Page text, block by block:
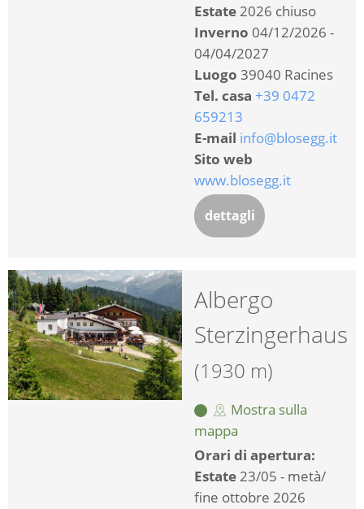
Estate 2026 chiuso
Inverno 04/12/2026 -
04/04/2027
Luogo 39040 Racines
Tel. casa +39 0472
659213
E-mail info@blosegg.it
Sito web
www.blosegg.it
dettagli
Albergo
Sterzingerhaus
(1930 m)
Mostra sulla
mappa
Orari di apertura:
Estate 23/05 - metà/
fine ottobre 2026